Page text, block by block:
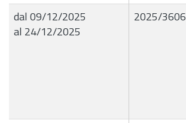
dal 09/12/2025
al 24/12/2025
2025/3606